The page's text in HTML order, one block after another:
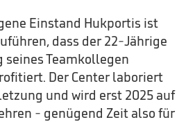
Einstand Hukportis ist
dass der 22-Jährige
seines Teamkollegen
Der Center laboriert
und wird erst 2025 auf
- genügend Zeit also für